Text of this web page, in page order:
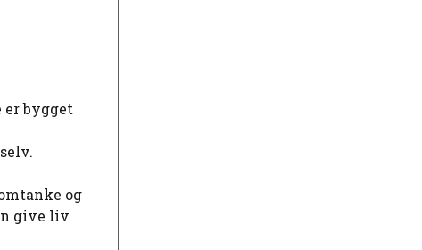
bygget
og
give liv